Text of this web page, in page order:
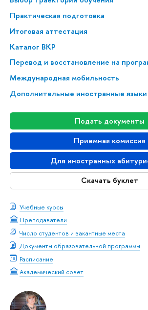
Практическая подготовка
Итоговая аттестация
Каталог ВКР
Перевод и восстановление на
Международная мобильность
Дополнительные иностранные языки
Подать документы
Приемная комиссия
Для иностранных
Скачать буклет
Учебные курсы
Преподаватели
Число студентов и вакантные места
Документы образовательной программы
Расписание
Академический совет